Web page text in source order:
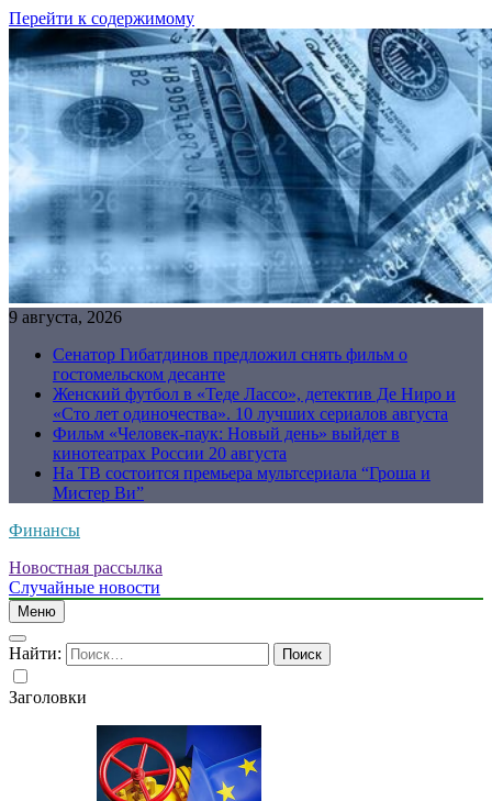
Перейти к содержимому
9 августа, 2026
Сенатор Гибатдинов предложил снять фильм о
гостомельском десанте
Женский футбол в «Теде Лассо», детектив Де Ниро и
«Сто лет одиночества». 10 лучших сериалов августа
Фильм «Человек-паук: Новый день» выйдет в
кинотеатрах России 20 августа
На ТВ состоится премьера мультсериала “Гроша и
Мистер Ви”
Финансы
Новостная рассылка
Случайные новости
Меню
Найти:
Заголовки